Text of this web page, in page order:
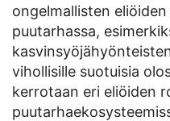
ongelmallisten
puutarhassa,
vihollisille suotuisia
kerrotaan eri eliöiden